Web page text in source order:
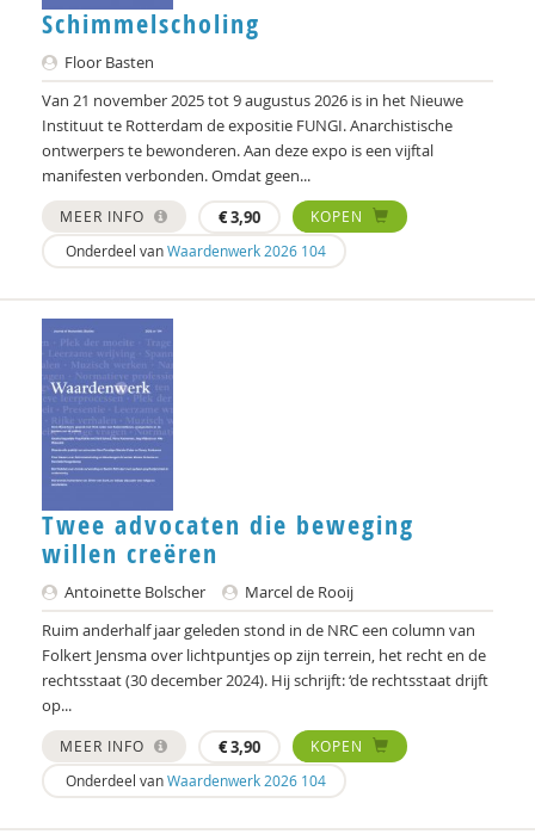
Doortje Kal
Erwin Kamp
Mariël Kanne
Simona Karbouniaris
Femke Kaulingfreks
Femke Kaulingfreks
Gesche Keding
Michael Kerkhof
Lonneke Knegtel
Robin Knibbe
Bart Koet
Carla Kolner
Esther Kopmels
Michiel Korthals
Ank Kramer
Claudia Krivec
Schimmelscholing
Floor Basten
Van 21 november 2025 tot 9 augustus 2026 is in het Nieuwe
Instituut te Rotterdam de expositie FUNGI. Anarchistische
ontwerpers te bewonderen. Aan deze expo is een vijftal
manifesten verbonden. Omdat geen...
MEER INFO €3,90
KOPEN
Onderdeel vanWaardenwerk 2026 104
Twee advocaten die beweging
willen creëren
Antoinette Bolscher
Marcel de Rooij
Ruim anderhalf jaar geleden stond in de NRC een column van
Folkert Jensma over lichtpuntjes op zijn terrein, het recht en de
rechtsstaat (30 december 2024). Hij schrijft: ‘de rechtsstaat drijft
op...
MEER INFO €3,90
KOPEN
Onderdeel vanWaardenwerk 2026 104